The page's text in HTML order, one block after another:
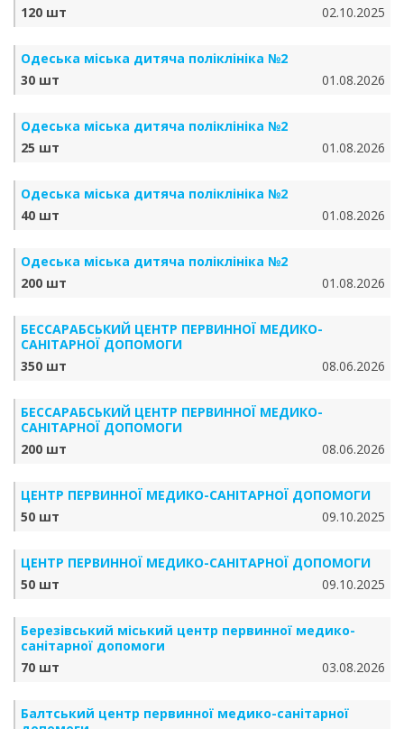
120 шт
02.10.2025
Одеська міська дитяча поліклініка №2
30 шт
01.08.2026
Одеська міська дитяча поліклініка №2
25 шт
01.08.2026
Одеська міська дитяча поліклініка №2
40 шт
01.08.2026
Одеська міська дитяча поліклініка №2
200 шт
01.08.2026
БЕССАРАБСЬКИЙ ЦЕНТР ПЕРВИННОЇ МЕДИКО-
САНІТАРНОЇ ДОПОМОГИ
350 шт
08.06.2026
БЕССАРАБСЬКИЙ ЦЕНТР ПЕРВИННОЇ МЕДИКО-
САНІТАРНОЇ ДОПОМОГИ
200 шт
08.06.2026
ЦЕНТР ПЕРВИННОЇ МЕДИКО-САНІТАРНОЇ ДОПОМОГИ
50 шт
09.10.2025
ЦЕНТР ПЕРВИННОЇ МЕДИКО-САНІТАРНОЇ ДОПОМОГИ
50 шт
09.10.2025
Березівський міський центр первинної медико-
санітарної допомоги
70 шт
03.08.2026
Балтський центр первинної медико-санітарної